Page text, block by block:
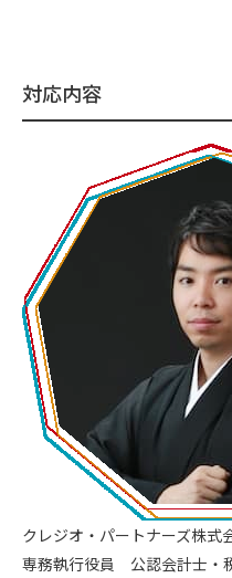
対応内容
クレジオ・パートナーズ株式
専務執行役員 公認会計士・